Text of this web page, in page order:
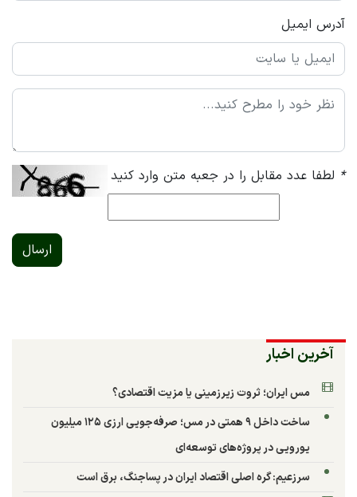
آدرس ایمیل
* لطفا عدد مقابل را در جعبه متن وارد کنید
ارسال
آخرین اخبار
مس ایران؛ ثروت زیرزمینی یا مزیت اقتصادی؟
ساخت داخل ۹ همتی در مس؛ صرفه‌جویی ارزی ۱۲۵ میلیون
یورویی در پروژه‌های توسعه‌ای
سرزعیم: گره اصلی اقتصاد ایران در پساجنگ، برق است